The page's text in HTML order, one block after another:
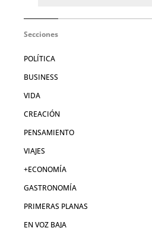
Secciones
POLÍTICA
BUSINESS
VIDA
CREACIÓN
PENSAMIENTO
VIAJES
+ECONOMÍA
GASTRONOMÍA
PRIMERAS PLANAS
EN VOZ BAJA